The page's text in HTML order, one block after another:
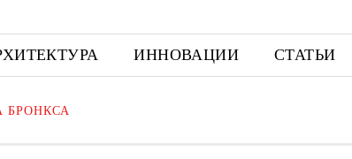
ИННОВАЦИИ СТАТЬИ
БРОНКСА